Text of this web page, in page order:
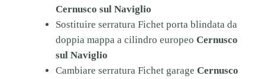
Cernusco sul Naviglio
Sostituire serratura Fichet porta blindata da
doppia mappa a cilindro europeo Cernusco
sul Naviglio
Cambiare serratura Fichet garage Cernusco